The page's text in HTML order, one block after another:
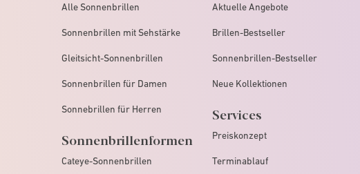
Alle Sonnenbrillen
Sonnenbrillen mit Sehstärke
Gleitsicht-Sonnenbrillen
Sonnenbrillen für Damen
Sonnebrillen für Herren
Sonnenbrillenformen
Cateye-Sonnenbrillen
Aktuelle Angebote
Brillen-Bestseller
Sonnenbrillen-Bestseller
Neue Kollektionen
Services
Preiskonzept
Terminablauf